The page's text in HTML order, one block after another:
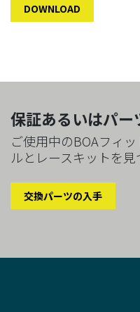
DOWNLOAD
保証あるいはパー
ご使用中のBOAフィ
ルとレースキットを見
交換パーツの入手